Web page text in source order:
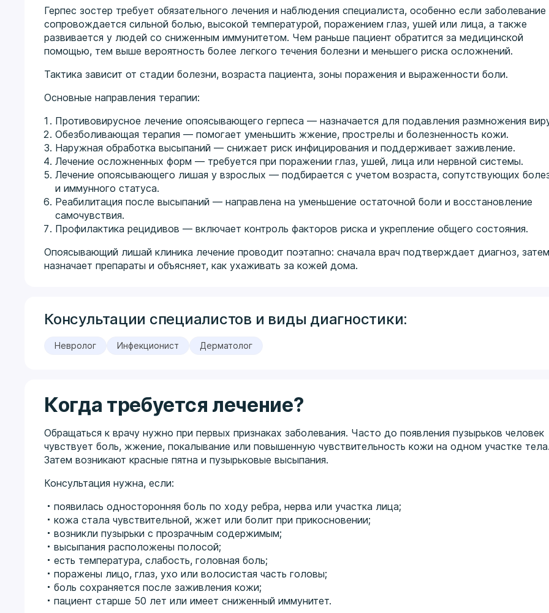
Герпес зостер требует обязательного лечения и наблюдения специалиста, особенно если заболевание
сопровождается сильной болью, высокой температурой, поражением глаз, ушей или лица, а также
развивается у людей со сниженным иммунитетом. Чем раньше пациент обратится за медицинской
помощью, тем выше вероятность более легкого течения болезни и меньшего риска осложнений.
Тактика зависит от стадии болезни, возраста пациента, зоны поражения и выраженности боли.
Основные направления терапии:
Противовирусное лечение опоясывающего герпеса — назначается для подавления размножения
Обезболивающая терапия — помогает уменьшить жжение, прострелы и болезненность кожи.
Наружная обработка высыпаний — снижает риск инфицирования и поддерживает заживление.
Лечение осложненных форм — требуется при поражении глаз, ушей, лица или нервной системы.
Лечение опоясывающего лишая у взрослых — подбирается с учетом возраста, сопутствующих
и иммунного статуса.
Реабилитация после высыпаний — направлена на уменьшение остаточной боли и восстановление
самочувствия.
Профилактика рецидивов — включает контроль факторов риска и укрепление общего состояния.
Опоясывающий лишай клиника лечение проводит поэтапно: сначала врач подтверждает диагноз, затем
назначает препараты и объясняет, как ухаживать за кожей дома.
Консультации специалистов и виды диагностики:
Невролог Инфекционист Дерматолог
Когда требуется лечение?
Обращаться к врачу нужно при первых признаках заболевания. Часто до появления пузырьков человек
чувствует боль, жжение, покалывание или повышенную чувствительность кожи на одном участке
Затем возникают красные пятна и пузырьковые высыпания.
Консультация нужна, если:
появилась односторонняя боль по ходу ребра, нерва или участка лица;
кожа стала чувствительной, жжет или болит при прикосновении;
возникли пузырьки с прозрачным содержимым;
высыпания расположены полосой;
есть температура, слабость, головная боль;
поражены лицо, глаз, ухо или волосистая часть головы;
боль сохраняется после заживления кожи;
пациент старше 50 лет или имеет сниженный иммунитет.